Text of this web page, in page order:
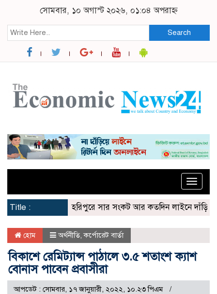
সোমবার, ১০ অগাস্ট ২০২৬, ০১:০৪ অপরাহ্ন
Search
Toggle
Title :
হরিপুরে সার সংকট আর কতদিন লাইনে দাঁড়িয়ে
হোম অর্থনীতি ,কর্পোরেট বার্তা
বিকাশে রেমিট্যান্স পাঠালে ৩.৫ শতাংশ ক্যাশ
বোনাস পাবেন প্রবাসীরা
আপডেট : সোমবার, ১৭ জানুয়ারী, ২০২২, ১০.২৩ পিএম